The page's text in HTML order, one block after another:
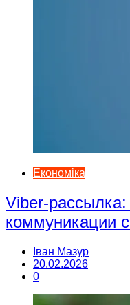
Економіка
Viber-
коммуникации
Іван Мазур
20.02.2026
0